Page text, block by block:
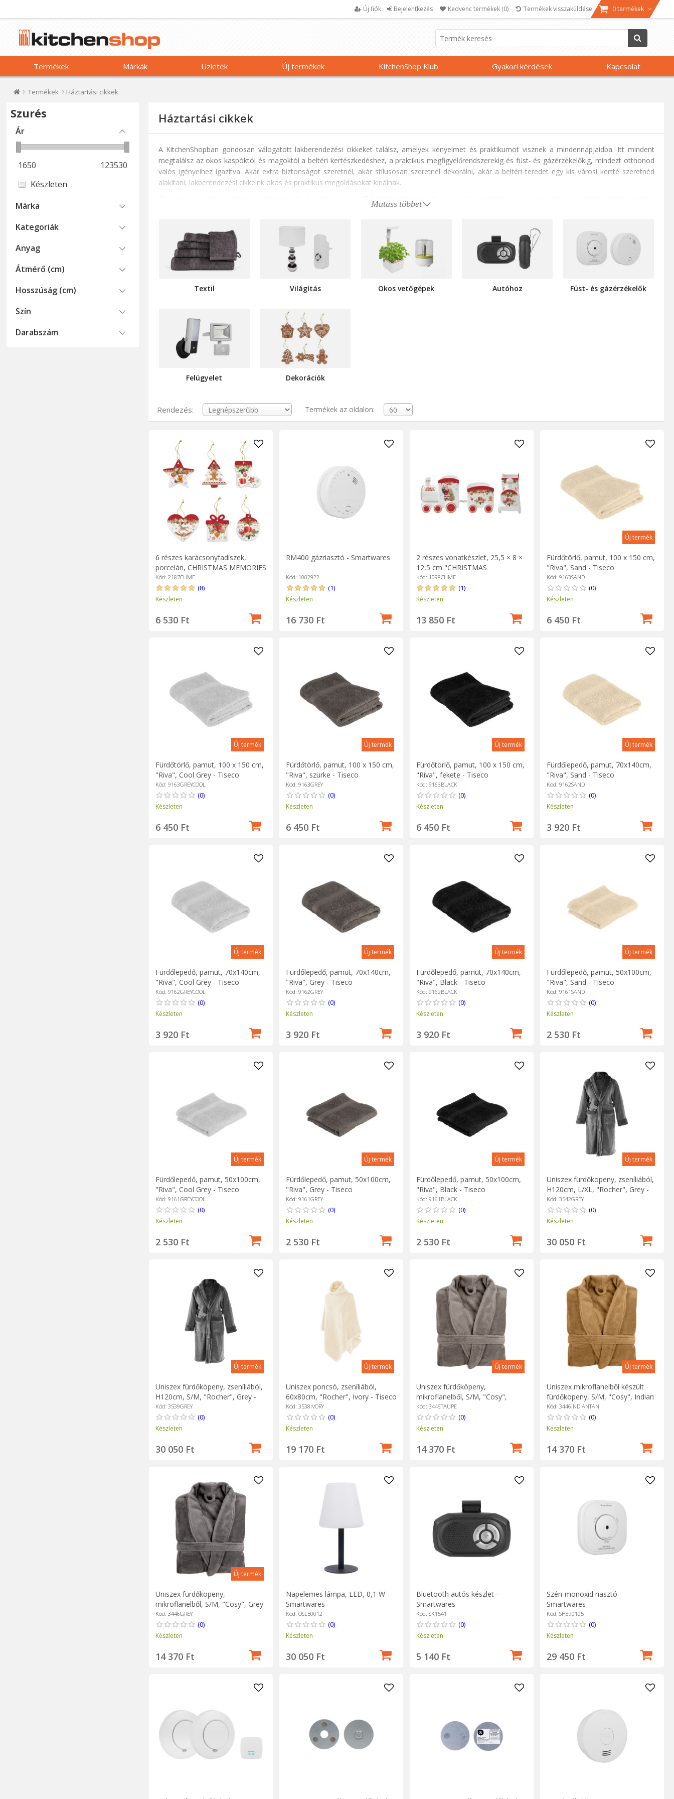
Új fiók Bejelentkezés Kedvenc termékek (0) Termékek visszaküldése 0 termékek
Termékek Márkák Üzletek Új termékek KitchenShop Klub Gyakori kérdések Kapcsolat
Termékek Háztartási cikkek
Szurés
Ár
1650
123530
Készleten
Márka
Kategoriák
Anyag
Átmérő (cm)
Hosszúság (cm)
Szín
Darabszám
Háztartási cikkek
A KitchenShopban gondosan válogatott lakberendezési cikkeket találsz, amelyek kényelmet és praktikumot visznek a mindennapjaidba. Itt mindent
megtalálsz az okos kaspóktól és magoktól a beltéri kertészkedéshez, a praktikus megfigyelőrendszerekig és füst- és gázérzékelőkig, mindezt otthonod
valós igényeihez igazítva. Akár extra biztonságot szeretnél, akár stílusosan szeretnél dekorálni, akár a beltéri teredet egy kis városi kertté szeretnéd
alakítani, lakberendezési cikkeink okos és praktikus megoldásokat kínálnak.
lakberendezési tárgyaink, hatékony megfigyelőrendszereink,
melyekkel közelebb hozhatja Önhöz a természetet. Gondosan válogatott termékeinkkel otthonát biztonságos, kényelmes és kellemes
Mutass többet
Textil Világítás Okos vetőgépek Autóhoz Füst- és gázérzékelők
Felügyelet Dekorációk
Rendezés: Termékek az oldalon:
6 részes karácsonyfadíszek,
porcelán, CHRISTMAS MEMORIES
- Easy Life
Kód: 2187CHME
(8)
Készleten
6 530 Ft
RM400 gázriasztó - Smartwares
Kód: 1002922
(1)
Készleten
16 730 Ft
2 részes vonatkészlet, 25,5 × 8 ×
12,5 cm "CHRISTMAS
MEMORIES", porcelán - Easy Life
Kód: 1098CHME
(1)
Készleten
13 850 Ft
Új termék
Fürdőtörlő, pamut, 100 x 150 cm,
"Riva", Sand - Tiseco
Kód: 9163SAND
(0)
Készleten
6 450 Ft
Új termék
Fürdőtörlő, pamut, 100 x 150 cm,
"Riva", Cool Grey - Tiseco
Kód: 9163GREYCOOL
(0)
Készleten
6 450 Ft
Új termék
Fürdőtörlő, pamut, 100 x 150 cm,
"Riva", szürke - Tiseco
Kód: 9163GREY
(0)
Készleten
6 450 Ft
Új termék
Fürdőtörlő, pamut, 100 x 150 cm,
"Riva", fekete - Tiseco
Kód: 9163BLACK
(0)
Készleten
6 450 Ft
Új termék
Fürdőlepedő, pamut, 70x140cm,
"Riva", Sand - Tiseco
Kód: 9162SAND
(0)
Készleten
3 920 Ft
Új termék
Fürdőlepedő, pamut, 70x140cm,
"Riva", Cool Grey - Tiseco
Kód: 9162GREYCOOL
(0)
Készleten
3 920 Ft
Új termék
Fürdőlepedő, pamut, 70x140cm,
"Riva", Grey - Tiseco
Kód: 9162GREY
(0)
Készleten
3 920 Ft
Új termék
Fürdőlepedő, pamut, 70x140cm,
"Riva", Black - Tiseco
Kód: 9162BLACK
(0)
Készleten
3 920 Ft
Új termék
Fürdőlepedő, pamut, 50x100cm,
"Riva", Sand - Tiseco
Kód: 9161SAND
(0)
Készleten
2 530 Ft
Új termék
Fürdőlepedő, pamut, 50x100cm,
"Riva", Cool Grey - Tiseco
Kód: 9161GREYCOOL
(0)
Készleten
2 530 Ft
Új termék
Fürdőlepedő, pamut, 50x100cm,
"Riva", Grey - Tiseco
Kód: 9161GREY
(0)
Készleten
2 530 Ft
Új termék
Fürdőlepedő, pamut, 50x100cm,
"Riva", Black - Tiseco
Kód: 9161BLACK
(0)
Készleten
2 530 Ft
Új termék
Uniszex fürdőköpeny, zseníliából,
H120cm, L/XL, "Rocher", Grey -
Tiseco
Kód: 3542GREY
(0)
Készleten
30 050 Ft
Új termék
Uniszex fürdőköpeny, zseníliából,
H120cm, S/M, "Rocher", Grey -
Tiseco
Kód: 3539GREY
(0)
Készleten
30 050 Ft
Új termék
Uniszex poncsó, zseníliából,
60x80cm, "Rocher", Ivory - Tiseco
Kód: 3538IVORY
(0)
Készleten
19 170 Ft
Új termék
Uniszex fürdőköpeny,
mikroflanelből, S/M, "Cosy",
Taupe - Tiseco
Kód: 3446TAUPE
(0)
Készleten
14 370 Ft
Új termék
Uniszex mikroflanelből készült
fürdőköpeny, S/M, "Cosy", Indian
Tan - Tiseco
Kód: 3446INDIANTAN
(0)
Készleten
14 370 Ft
Új termék
Uniszex fürdőköpeny,
mikroflanelből, S/M, "Cosy", Grey
- Tiseco
Kód: 3446GREY
(0)
Készleten
14 370 Ft
Napelemes lámpa, LED, 0,1 W -
Smartwares
Kód: OSL50012
(0)
Készleten
30 050 Ft
Bluetooth autós készlet -
Smartwares
Kód: SK1541
(0)
Készleten
5 140 Ft
Szén-monoxid riasztó -
Smartwares
Kód: SH890105
(0)
Készleten
29 450 Ft